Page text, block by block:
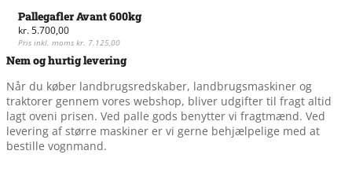
varianter.
Mulighederne
kan
vælges
på
varesiden
Pallegafler Avant 600kg
kr.5.700,00
Pris inkl. moms kr. 7.125,00
Nem og hurtig levering
Når du køber landbrugsredskaber, landbrugsmaskiner og
traktorer gennem vores webshop, bliver udgifter til fragt altid
lagt oveni prisen. Ved palle gods benytter vi fragtmænd. Ved
levering af større maskiner er vi gerne behjælpelige med at
bestille vognmand.